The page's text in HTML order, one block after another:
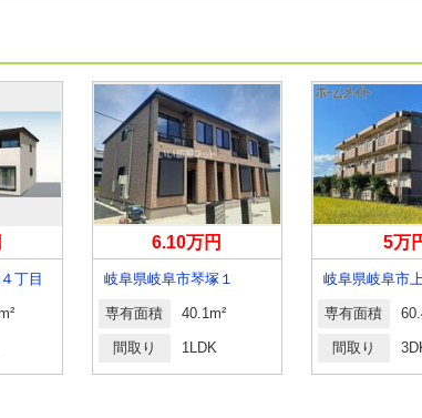
丁目
6.10万円
岐阜県岐阜市琴塚１
専有面積 40.1m²
間取り 1LDK
5万
岐阜県岐阜市
専有面積
間取り